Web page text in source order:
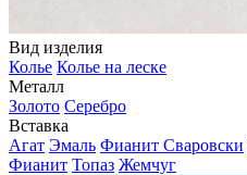
Вид изделия
Колье Колье на леске
Металл
Золото Серебро
Вставка
Агат Эмаль Фианит Сваровски
Фианит Топаз Жемчуг